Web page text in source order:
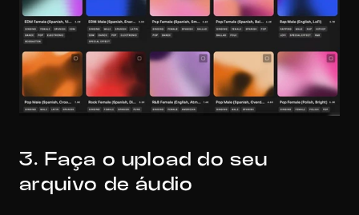
3. Faça o upload do seu
arquivo de áudio